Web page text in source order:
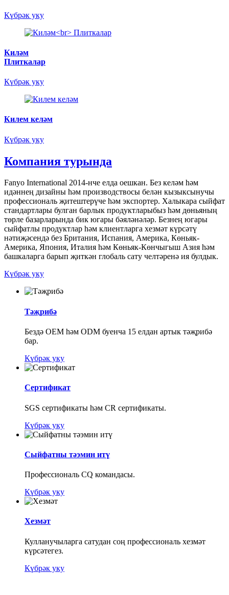
Күбрәк уку
Киләм
Плиткалар
Күбрәк уку
Килем келәм
Күбрәк уку
Компания турында
Fanyo International 2014-нче елда оешкан. Без келәм һәм
идәннең дизайны һәм производствосы белән кызыксынучы
профессиональ җитештерүче һәм экспортер. Халыкара сыйфат
стандартлары булган барлык продуктларыбыз һәм дөньяның
төрле базарларында бик югары бәяләнәләр. Безнең югары
сыйфатлы продуктлар һәм клиентларга хезмәт күрсәтү
нәтиҗәсендә без Британия, Испания, Америка, Көньяк-
Америка, Япония, Италия һәм Көньяк-Көнчыгыш Азия һәм
башкаларга барып җиткән глобаль сату челтәренә ия булдык.
Күбрәк уку
Тәҗрибә
Бездә OEM һәм ODM буенча 15 елдан артык тәҗрибә
бар.
Күбрәк уку
Сертификат
SGS сертификаты һәм CR сертификаты.
Күбрәк уку
Сыйфатны тәэмин итү
Профессиональ CQ командасы.
Күбрәк уку
Хезмәт
Кулланучыларга сатудан соң профессиональ хезмәт
күрсәтегез.
Күбрәк уку